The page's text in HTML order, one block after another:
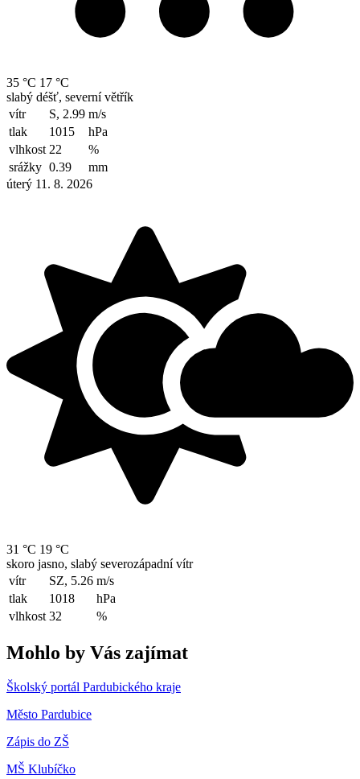
35 °C 17 °C
slabý déšť, severní větřík
vítr
S, 2.99 m/s
tlak
1015
hPa
vlhkost 22
%
srážky 0.39
mm
úterý 11. 8. 2026
31 °C 19 °C
skoro jasno, slabý severozápadní vítr
vítr
SZ, 5.26 m/s
tlak
1018
hPa
vlhkost 32 %
Mohlo by Vás zajímat
Školský portál Pardubického kraje
Město Pardubice
Zápis do ZŠ
MŠ Klubíčko